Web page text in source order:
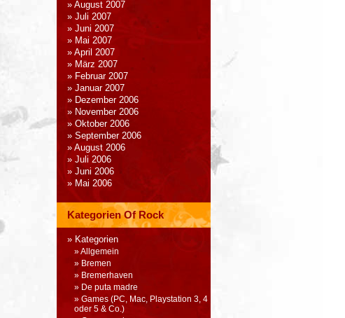
August 2007
Juli 2007
Juni 2007
Mai 2007
April 2007
März 2007
Februar 2007
Januar 2007
Dezember 2006
November 2006
Oktober 2006
September 2006
August 2006
Juli 2006
Juni 2006
Mai 2006
Kategorien Of Rock
Kategorien
Allgemein
Bremen
Bremerhaven
De puta madre
Games (PC, Mac, Playstation 3, 4
oder 5 & Co.)